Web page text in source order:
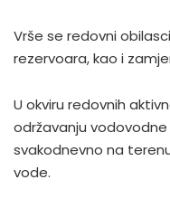
Vrše se redovni
rezervoara, kao i
U okviru redovnih
održavanju vodovodne
svakodnevno na
vode.